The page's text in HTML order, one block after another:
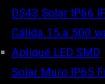
DS43 Solar IP66
Cálida 15 a 500
Apliqué LED SMD
Solar Muro IP65